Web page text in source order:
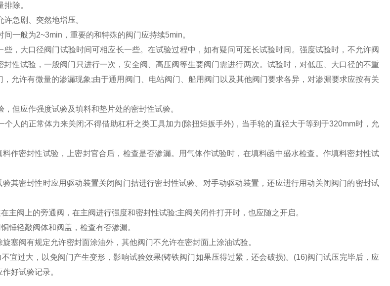
除。
急剧、突然地增压。
一般为2~3min，重要的和特殊的阀门应持续5min。
，大口径阀门试验时间可相应长一些。在试验过程中，如有疑问可延长试验时间。强度试验时，不允许阀
性试验，一般阀门只进行一次，安全阀、高压阀等生要阀门需进行两次。试验时，对低压、大口径的不重
允许有微量的渗漏现象;由于通用阀门、电站阀门、船用阀门以及其他阀门要求各异，对渗漏要求应按有关
但应作强度试验及填料和垫片处的密封性试验。
人的正常体力来关闭;不得借助杠杆之类工具加力(除扭矩扳手外)，当手轮的直径大于等到于320mm时，允
作密封性试验，上密封官合后，检查是否渗漏。用气体作试验时，在填料函中盛水检查。作填料密封性试
其密封性时应用驱动装置关闭阀门拮进行密封性试验。对手动驱动装置，还应进行用动关闭阀门的密封试
主阀上的旁通阀，在主阀进行强度和密封性试验;主阀关闭件打开时，也应随之开启。
锤轻敲阀体和阀盖，检查有否渗漏。
塞阀有规定允许密封面涂油外，其他阀门不允许在密封面上涂油试验。
宜过大，以免阀门产生变形，影响试验效果(铸铁阀门如果压得过紧，还会破损)。(16)阀门试压完毕后，应
好试验记录。